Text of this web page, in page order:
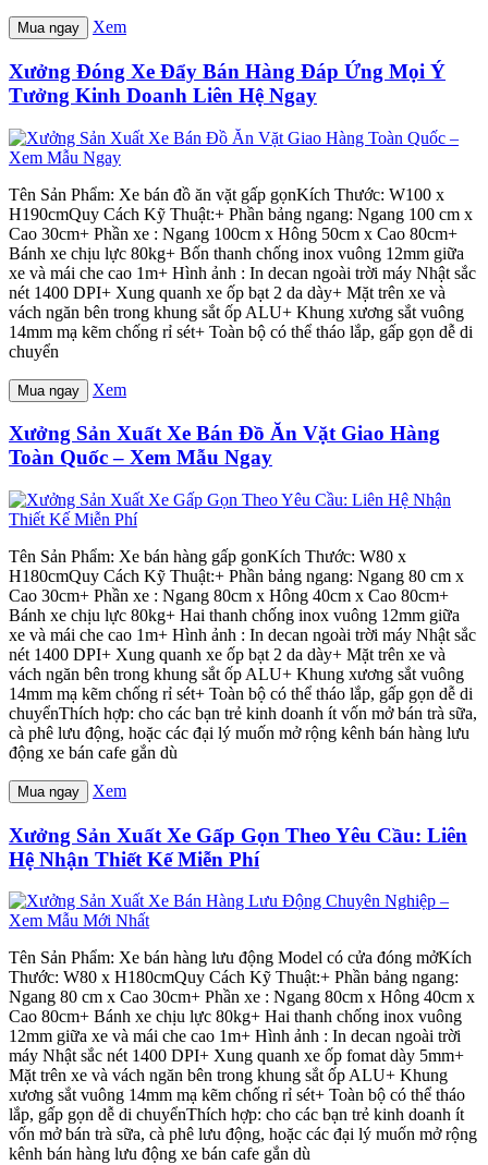
Mua ngay Xem
Xưởng Đóng Xe Đẩy Bán Hàng Đáp Ứng Mọi Ý
Tưởng Kinh Doanh Liên Hệ Ngay
Tên Sản Phẩm: Xe bán đồ ăn vặt gấp gọnKích Thước: W100 x
H190cmQuy Cách Kỹ Thuật:+ Phần bảng ngang: Ngang 100 cm x
Cao 30cm+ Phần xe : Ngang 100cm x Hông 50cm x Cao 80cm+
Bánh xe chịu lực 80kg+ Bốn thanh chống inox vuông 12mm giữa
xe và mái che cao 1m+ Hình ảnh : In decan ngoài trời máy Nhật sắc
nét 1400 DPI+ Xung quanh xe ốp bạt 2 da dày+ Mặt trên xe và
vách ngăn bên trong khung sắt ốp ALU+ Khung xương sắt vuông
14mm mạ kẽm chống rỉ sét+ Toàn bộ có thể tháo lắp, gấp gọn dễ di
chuyển
Mua ngay Xem
Xưởng Sản Xuất Xe Bán Đồ Ăn Vặt Giao Hàng
Toàn Quốc – Xem Mẫu Ngay
Tên Sản Phẩm: Xe bán hàng gấp gonKích Thước: W80 x
H180cmQuy Cách Kỹ Thuật:+ Phần bảng ngang: Ngang 80 cm x
Cao 30cm+ Phần xe : Ngang 80cm x Hông 40cm x Cao 80cm+
Bánh xe chịu lực 80kg+ Hai thanh chống inox vuông 12mm giữa
xe và mái che cao 1m+ Hình ảnh : In decan ngoài trời máy Nhật sắc
nét 1400 DPI+ Xung quanh xe ốp bạt 2 da dày+ Mặt trên xe và
vách ngăn bên trong khung sắt ốp ALU+ Khung xương sắt vuông
14mm mạ kẽm chống rỉ sét+ Toàn bộ có thể tháo lắp, gấp gọn dễ di
chuyểnThích hợp: cho các bạn trẻ kinh doanh ít vốn mở bán trà sữa,
cà phê lưu động, hoặc các đại lý muốn mở rộng kênh bán hàng lưu
động xe bán cafe gắn dù
Mua ngay Xem
Xưởng Sản Xuất Xe Gấp Gọn Theo Yêu Cầu: Liên
Hệ Nhận Thiết Kế Miễn Phí
Tên Sản Phẩm: Xe bán hàng lưu động Model có cửa đóng mởKích
Thước: W80 x H180cmQuy Cách Kỹ Thuật:+ Phần bảng ngang:
Ngang 80 cm x Cao 30cm+ Phần xe : Ngang 80cm x Hông 40cm x
Cao 80cm+ Bánh xe chịu lực 80kg+ Hai thanh chống inox vuông
12mm giữa xe và mái che cao 1m+ Hình ảnh : In decan ngoài trời
máy Nhật sắc nét 1400 DPI+ Xung quanh xe ốp fomat dày 5mm+
Mặt trên xe và vách ngăn bên trong khung sắt ốp ALU+ Khung
xương sắt vuông 14mm mạ kẽm chống rỉ sét+ Toàn bộ có thể tháo
lắp, gấp gọn dễ di chuyểnThích hợp: cho các bạn trẻ kinh doanh ít
vốn mở bán trà sữa, cà phê lưu động, hoặc các đại lý muốn mở rộng
kênh bán hàng lưu động xe bán cafe gắn dù